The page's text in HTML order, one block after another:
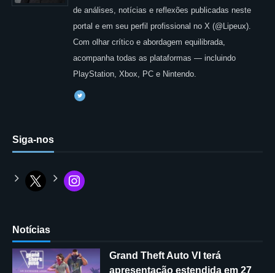
de análises, notícias e reflexões publicadas neste
portal e em seu perfil profissional no X (@Lipeux).
Com olhar crítico e abordagem equilibrada,
acompanha todas as plataformas — incluindo
PlayStation, Xbox, PC e Nintendo.
Siga-nos
Notícias
Grand Theft Auto VI terá
apresentação estendida em 27